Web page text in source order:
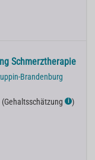
Schmerztherapie
Brandenburg
(Gehaltsschätzung ℹ )